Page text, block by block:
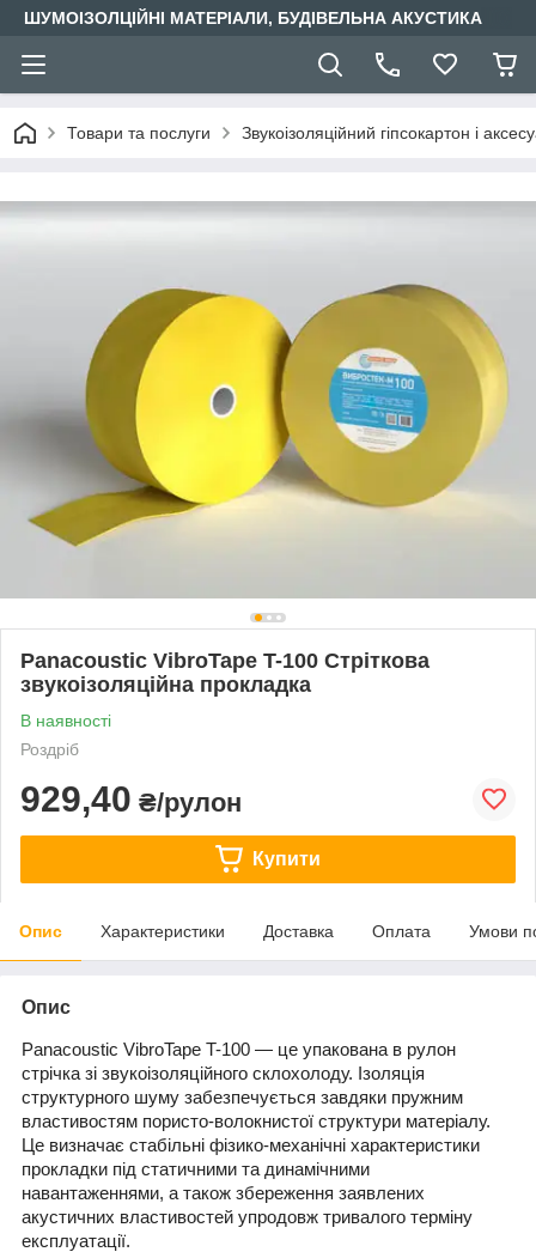
ШУМОІЗОЛЦІЙНІ МАТЕРІАЛИ, БУДІВЕЛЬНА АКУСТИКА
Товари та послуги Звукоізоляційний гіпсокартон і
Panacoustic VibroTape T-100 Стріткова
звукоізоляційна прокладка
В наявності
Роздріб
929,40 ₴/рулон
Купити
Опис Характеристики Доставка Оплата Умови
Опис
Panacoustic VibroTape T-100 — це упакована в рулон
стрічка зі звукоізоляційного склохолоду. Ізоляція
структурного шуму забезпечується завдяки пружним
властивостям пористо-волокнистої структури матеріалу.
Це визначає стабільні фізико-механічні характеристики
прокладки під статичними та динамічними
навантаженнями, а також збереження заявлених
акустичних властивостей упродовж тривалого терміну
експлуатації.